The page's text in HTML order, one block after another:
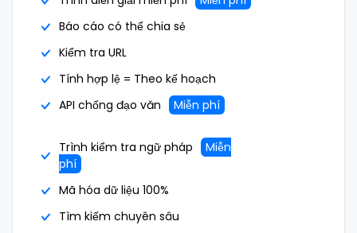
Báo cáo có thể chia sẻ
Kiểm tra URL
Tính hợp lệ = Theo kế hoạch
API chống đạo văn
Miễn phí
Trình kiểm tra ngữ pháp
Miễn
phí
Mã hóa dữ liệu 100%
Tìm kiếm chuyên sâu